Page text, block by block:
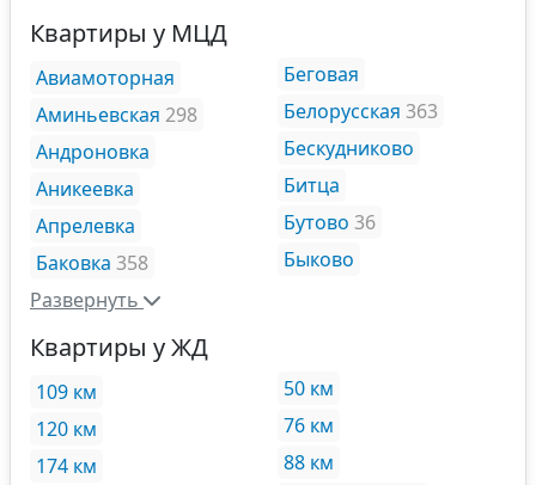
Квартиры у МЦД
Авиамоторная
Аминьевская 298
Андроновка
Аникеевка
Апрелевка
Баковка 358
Беговая
Белорусская 363
Бескудниково
Битца
Бутово 36
Быково
Развернуть
Квартиры у ЖД
109 км
120 км
174 км
50 км
76 км
88 км